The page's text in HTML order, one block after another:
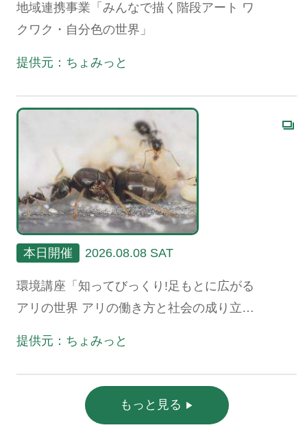
地域連携事業「みんなで描く階段アート ワ
クワク・自分色の世界」
提供元：ちょみっと
本日開催 2026.08.08 SAT
環境講座「知ってびっくり!足もとに広がる
アリの世界 アリの働き方と社会の成り立
提供元：ちょみっと
もっと見る